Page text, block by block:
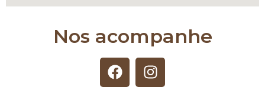
Nos acompanhe